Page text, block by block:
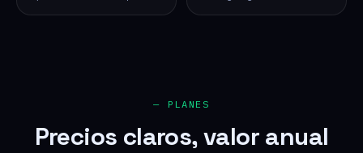
— PLANES
Precios claros, valor anual